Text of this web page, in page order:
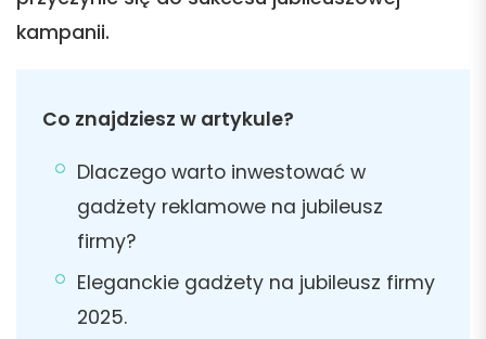
kampanii.
Co znajdziesz w artykule?
Dlaczego warto inwestować w
gadżety reklamowe na jubileusz
firmy?
Eleganckie gadżety na jubileusz firmy
2025.